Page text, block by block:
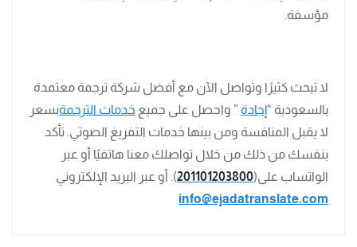
مؤسفة.
لا تبحث كثيرًا وتواصل الآن مع أفضل شركة ترجمة معتمدة
بالسعودية “إجادة ” واحصل على جميع خدمات الترجمةبسعر
لا يقبل المنافسة ومن بينها خدمات التفريغ الصوتي. تأكد
بنفسك من ذلك من خلال تواصلك معنا هاتفيًا أو عبر
الواتساب على(201101203800). أو عبر البريد الإلكتروني
info@ejadatranslate.com